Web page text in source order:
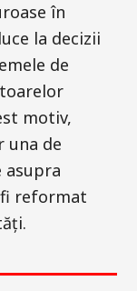
în
la decizii
de
motiv,
una de
asupra
reformat